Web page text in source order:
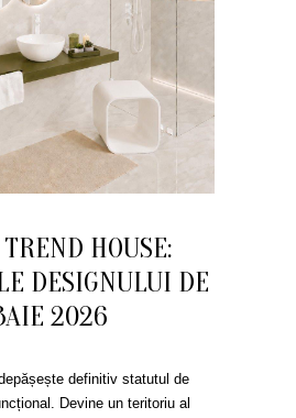
HOUSE:
DESIGNULUI DE
2026
definitiv statutul de
Devine un teritoriu al